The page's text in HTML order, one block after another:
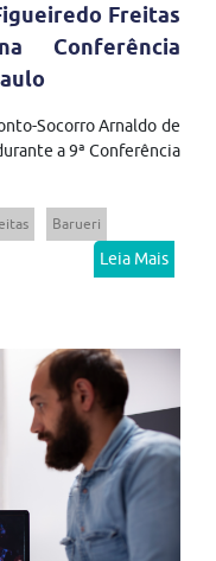
Freitas
Conferência
Socorro Arnaldo de
a 9ª Conferência
Barueri
Leia Mais